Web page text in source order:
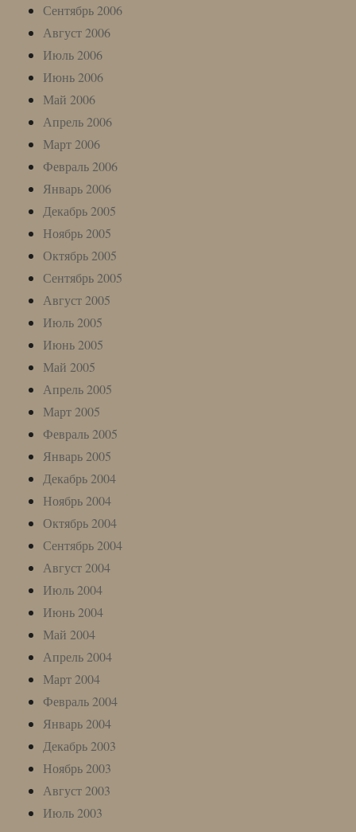
Сентябрь 2006
Август 2006
Июль 2006
Июнь 2006
Май 2006
Апрель 2006
Март 2006
Февраль 2006
Январь 2006
Декабрь 2005
Ноябрь 2005
Октябрь 2005
Сентябрь 2005
Август 2005
Июль 2005
Июнь 2005
Май 2005
Апрель 2005
Март 2005
Февраль 2005
Январь 2005
Декабрь 2004
Ноябрь 2004
Октябрь 2004
Сентябрь 2004
Август 2004
Июль 2004
Июнь 2004
Май 2004
Апрель 2004
Март 2004
Февраль 2004
Январь 2004
Декабрь 2003
Ноябрь 2003
Август 2003
Июль 2003